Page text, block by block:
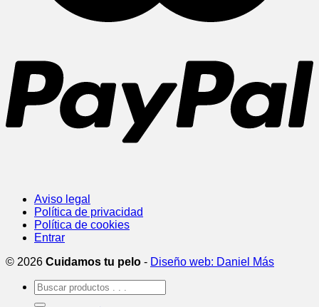
Aviso legal
Política de privacidad
Política de cookies
Entrar
© 2026 Cuidamos tu pelo - Diseño web: Daniel Más
Buscar
por: